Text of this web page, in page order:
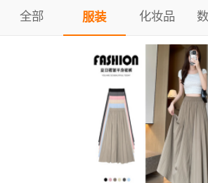
全部 服装 化妆品